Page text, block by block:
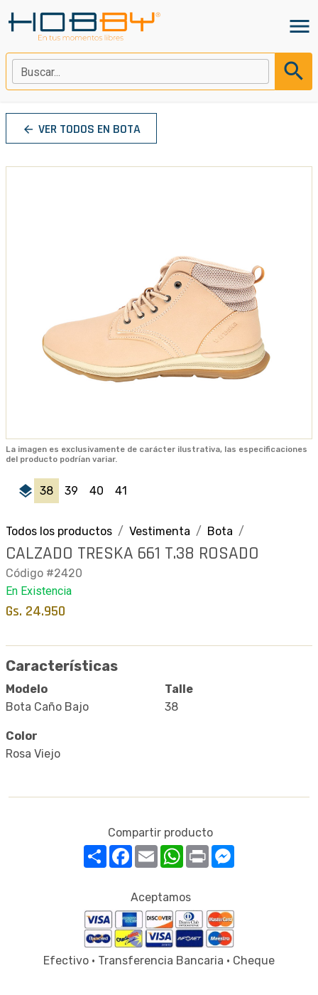
menu
Buscar... search
arrow_back VER TODOS EN BOTA
La imagen es exclusivamente de carácter ilustrativa, las especificaciones
del producto podrían variar.
layers 38 39 40 41
Todos los productos Vestimenta Bota
CALZADO TRESKA 661 T.38 ROSADO
Código #2420
En Existencia
Gs. 24.950
Características
Modelo
Bota Caño Bajo
Talle
38
Color
Rosa Viejo
Compartir producto
CompartirFacebook
Email WhatsApp
Print
Aceptamos
Efectivo · Transferencia Bancaria · Cheque